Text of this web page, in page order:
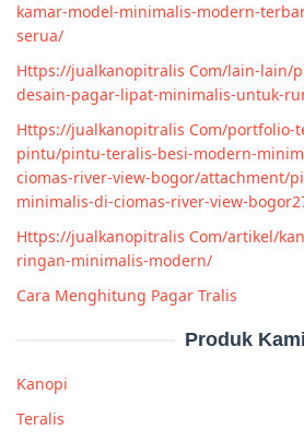
kamar-model-minimalis-modern-
serua/
Https://jualkanopitralis Com/lain-lain/
desain-pagar-lipat-minimalis-untuk-
Https://jualkanopitralis Com/portfolio-
pintu/pintu-teralis-besi-modern-
ciomas-river-view-bogor/attachment/
minimalis-di-ciomas-river-view-
Https://jualkanopitralis Com/artikel/
ringan-minimalis-modern/
Cara Menghitung Pagar Tralis
Produk Kami
Kanopi
Teralis